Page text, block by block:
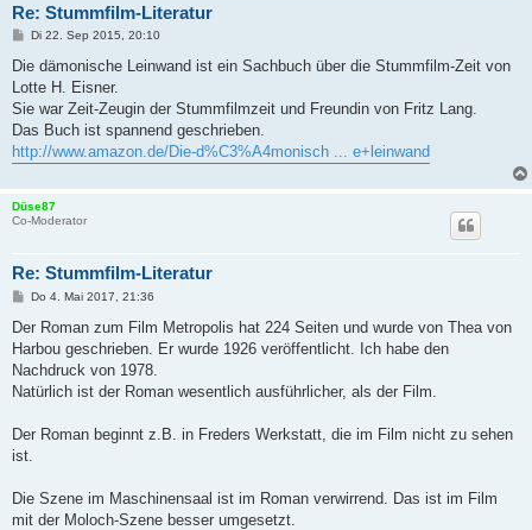
Re: Stummfilm-Literatur
B
i
r
a
Di 22. Sep 2015, 20:10
Die dämonische Leinwand ist ein Sachbuch über die Stummfilm-Zeit von
Lotte H. Eisner.
Sie war Zeit-Zeugin der Stummfilmzeit und Freundin von Fritz Lang.
Das Buch ist spannend geschrieben.
http://www.amazon.de/Die-d%C3%A4monisch ... e+leinwand
Düse87
Co-Moderator
Re: Stummfilm-Literatur
B
i
r
a
Do 4. Mai 2017, 21:36
Der Roman zum Film Metropolis hat 224 Seiten und wurde von Thea von
Harbou geschrieben. Er wurde 1926 veröffentlicht. Ich habe den
Nachdruck von 1978.
Natürlich ist der Roman wesentlich ausführlicher, als der Film.
Der Roman beginnt z.B. in Freders Werkstatt, die im Film nicht zu sehen
ist.
Die Szene im Maschinensaal ist im Roman verwirrend. Das ist im Film
mit der Moloch-Szene besser umgesetzt.